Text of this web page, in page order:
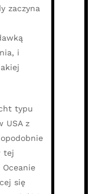
zaczyna
i
typu
USA z
tej
się